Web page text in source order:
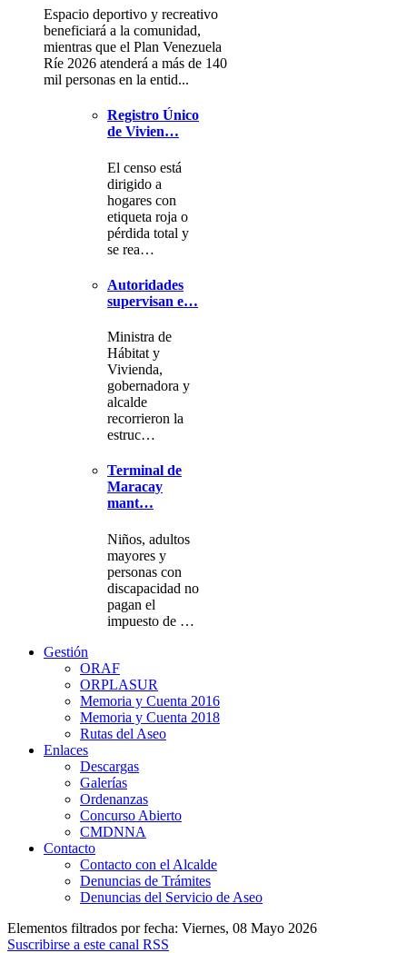
Espacio deportivo y recreativo
beneficiará a la comunidad,
mientras que el Plan Venezuela
Ríe 2026 atenderá a más de 140
mil personas en la entid...
Registro Único
de Vivien…
El censo está
dirigido a
hogares con
etiqueta roja o
pérdida total y
se rea…
Autoridades
supervisan e…
Ministra de
Hábitat y
Vivienda,
gobernadora y
alcalde
recorrieron la
estruc…
Terminal de
Maracay
mant…
Niños, adultos
mayores y
personas con
discapacidad no
pagan el
impuesto de …
Gestión
ORAF
ORPLASUR
Memoria y Cuenta 2016
Memoria y Cuenta 2018
Rutas del Aseo
Enlaces
Descargas
Galerías
Ordenanzas
Concurso Abierto
CMDNNA
Contacto
Contacto con el Alcalde
Denuncias de Trámites
Denuncias del Servicio de Aseo
Elementos filtrados por fecha: Viernes, 08 Mayo 2026
Suscribirse a este canal RSS